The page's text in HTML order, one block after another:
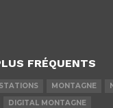
FRÉQUENTS
STATIONS MONTAGNE
DIGITAL MONTAGNE